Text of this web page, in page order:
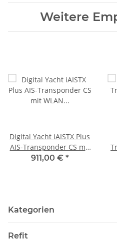
Weitere
Digital Yacht iAISTX Plus
AIS-Transponder CS mit
WLAN & NMEA 2000
911,00 € *
Kategorien
Refit